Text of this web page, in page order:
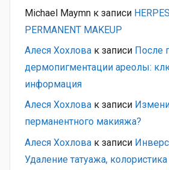
Michael Maymn к записи
PERMANENT MAKEUP
Алеся Хохлова к записи После
дермопигментации ареолы:
информация
Алеся Хохлова к записи
перманентного макияжа?
Алеся Хохлова к записи
Удаление татуажа,